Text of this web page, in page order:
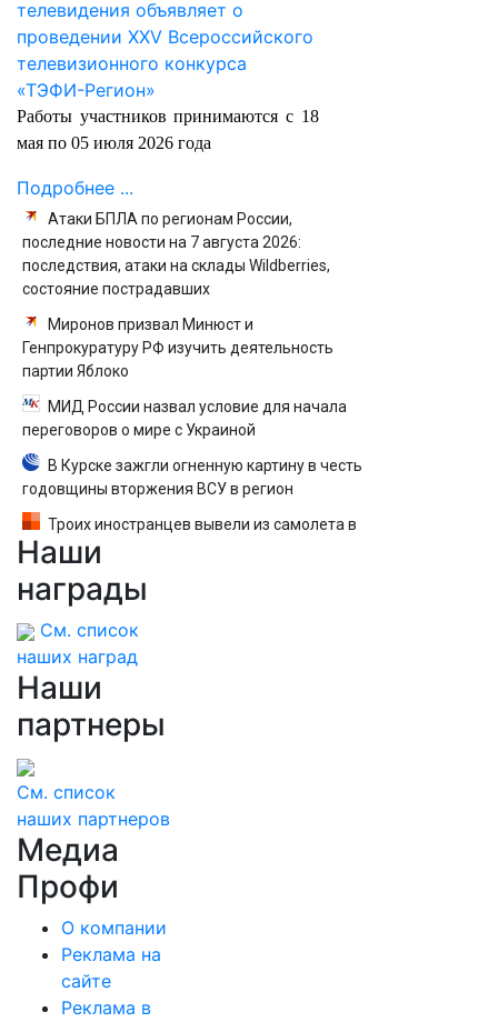
Работы участников принимаются с 18
мая по 05 июля 2026 года
Подробнее ...
Атаки БПЛА по регионам России,
последние новости на 7 августа 2026:
последствия, атаки на склады Wildberries,
состояние пострадавших
Миронов призвал Минюст и
Генпрокуратуру РФ изучить деятельность
партии Яблоко
МИД России назвал условие для начала
переговоров о мире с Украиной
В Курске зажгли огненную картину в честь
годовщины вторжения ВСУ в регион
Троих иностранцев вывели из самолета в
Екатеринбурге после кражи денег у
Наши
награды
См. список
наших наград
Наши
партнеры
См. список
наших партнеров
Медиа
Профи
О компании
Реклама на
сайте
Реклама в